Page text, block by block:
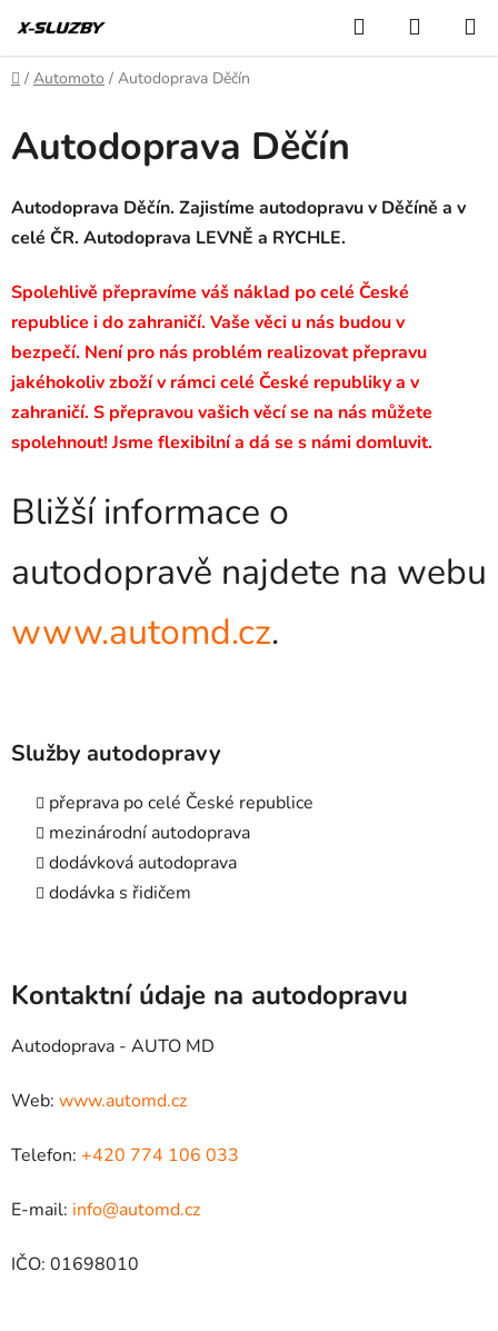
na
obsah
Hledat
KOŠÍK
Domů
/ Automoto / Autodoprava Děčín
Autodoprava Děčín
Autodoprava Děčín. Zajistíme autodopravu v Děčíně a v
celé ČR. Autodoprava LEVNĚ a RYCHLE.
Spolehlivě přepravíme váš náklad po celé České
republice i do zahraničí. Vaše věci u nás budou v
bezpečí. Není pro nás problém realizovat přepravu
jakéhokoliv zboží v rámci celé České republiky a v
zahraničí. S přepravou vašich věcí se na nás můžete
spolehnout! Jsme flexibilní a dá se s námi domluvit.
Bližší informace o
autodopravě najdete na webu
www.automd.cz.
Služby autodopravy
přeprava po celé České republice
mezinárodní autodoprava
dodávková autodoprava
dodávka s řidičem
Kontaktní údaje na autodopravu
Autodoprava - AUTO MD
Web: www.automd.cz
Telefon: +420 774 106 033
E-mail: info@automd.cz
IČO: 01698010